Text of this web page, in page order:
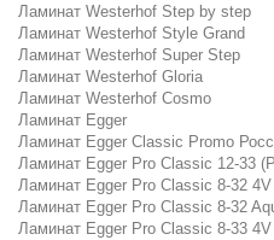
Ламинат Westerhof Step by step
Ламинат Westerhof Style Grand
Ламинат Westerhof Super Step
Ламинат Westerhof Gloria
Ламинат Westerhof Cosmo
Ламинат Egger
Ламинат Egger Classic Promo
Ламинат Egger Pro Classic 12-33
Ламинат Egger Pro Classic 8-32
Ламинат Egger Pro Classic 8-32
Ламинат Egger Pro Classic 8-33